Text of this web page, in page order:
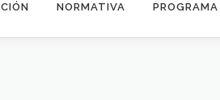
NORMATIVA PROGRAMA